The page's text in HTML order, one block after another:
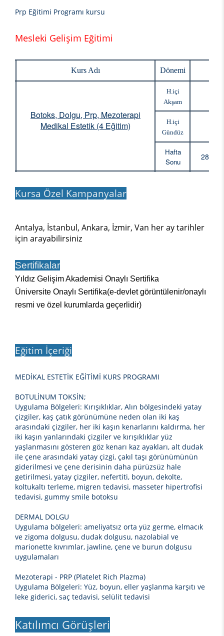
Prp Eğitimi Programı kursu
Mesleki Gelişim Eğitimi
Kurs Adı Dönemi
Botoks, Dolgu, Prp, Mezoterapi
Medikal Estetik (4 Eğitim)
H.içi
Akşam
H.içi
Gündüz
Hafta
Sonu
28
Kursa Özel Kampanyalar
Antalya, İstanbul, Ankara, İzmir, Van her ay tarihler
için arayabilirsiniz
Sertifikalar
Yıldız Gelişim Akademisi Onaylı Sertifika
Üniversite Onaylı Sertifika(e-devlet görüntülenir/onaylı
resmi ve özel kurumlarda geçerlidir)
Eğitim İçeriği
MEDİKAL ESTETİK EĞİTİMİ KURS PROGRAMI
BOTULİNUM TOKSİN;
Uygulama Bölgeleri: Kırışıklıklar, Alın bölgesindeki yatay
çizgiler, kaş çatık görünümüne neden olan iki kaş
arasındaki çizgiler, her iki kaşın kenarlarını kaldırma, her
iki kaşın yanlarındaki çizgiler ve kırışıklıklar yüz
yaşlanmasını gösteren göz kenarı kaz ayakları, alt dudak
ile çene arasındaki yatay çizgi, çakıl taşı görünümünün
giderilmesi ve çene derisinin daha pürüzsüz hale
getirilmesi, yatay çizgiler, nefertiti, boyun, dekolte,
koltukaltı terleme, migren tedavisi, masseter hipertrofisi
tedavisi, gummy smile botoksu
DERMAL DOLGU
Uygulama bölgeleri: ameliyatsız orta yüz germe, elmacık
ve zigoma dolgusu, dudak dolgusu, nazolabial ve
marionette kıvrımlar, jawline, çene ve burun dolgusu
uygulamaları
Mezoterapi - PRP (Platelet Rich Plazma)
Uygulama Bölgeleri: Yüz, boyun, eller yaşlanma karşıtı ve
leke giderici, saç tedavisi, selülit tedavisi
Katılımcı Görüşleri